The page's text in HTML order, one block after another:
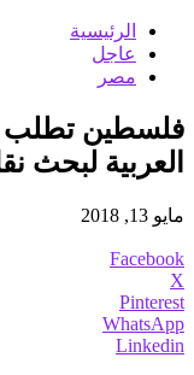
الرئيسية
عاجل
مصر
فلسطين تطلب
العربية لبحث
مايو 13, 2018
Facebook
X
Pinterest
WhatsApp
Linkedin